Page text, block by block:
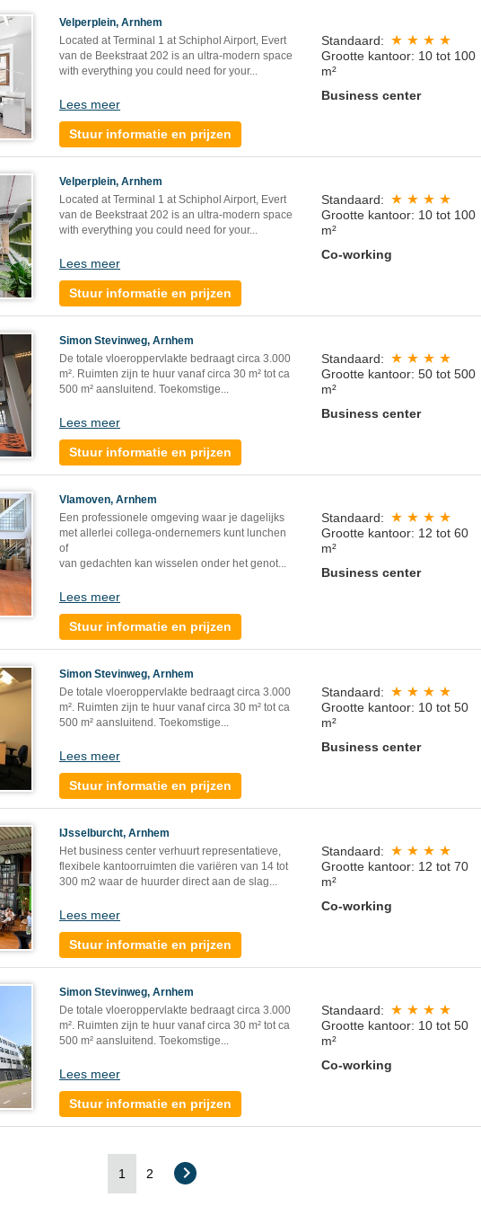
Velperplein, Arnhem
Located at Terminal 1 at Schiphol Airport, Evert
van de Beekstraat 202 is an ultra-modern space
with everything you could need for your...
Lees meer
Stuur informatie en prijzen
Standaard:
Grootte kantoor: 10 tot 100
m²
Business center
Velperplein, Arnhem
Located at Terminal 1 at Schiphol Airport, Evert
van de Beekstraat 202 is an ultra-modern space
with everything you could need for your...
Lees meer
Stuur informatie en prijzen
Standaard:
Grootte kantoor: 10 tot 100
m²
Co-working
Simon Stevinweg, Arnhem
De totale vloeroppervlakte bedraagt circa 3.000
m². Ruimten zijn te huur vanaf circa 30 m² tot ca
500 m² aansluitend. Toekomstige...
Lees meer
Stuur informatie en prijzen
Standaard:
Grootte kantoor: 50 tot 500
m²
Business center
Vlamoven, Arnhem
Een professionele omgeving waar je dagelijks
met allerlei collega-ondernemers kunt lunchen
of
van gedachten kan wisselen onder het genot...
Lees meer
Stuur informatie en prijzen
Standaard:
Grootte kantoor: 12 tot 60
m²
Business center
Simon Stevinweg, Arnhem
De totale vloeroppervlakte bedraagt circa 3.000
m². Ruimten zijn te huur vanaf circa 30 m² tot ca
500 m² aansluitend. Toekomstige...
Lees meer
Stuur informatie en prijzen
Standaard:
Grootte kantoor: 10 tot 50
m²
Business center
IJsselburcht, Arnhem
Het business center verhuurt representatieve,
flexibele kantoorruimten die variëren van 14 tot
300 m2 waar de huurder direct aan de slag...
Lees meer
Stuur informatie en prijzen
Standaard:
Grootte kantoor: 12 tot 70
m²
Co-working
Simon Stevinweg, Arnhem
De totale vloeroppervlakte bedraagt circa 3.000
m². Ruimten zijn te huur vanaf circa 30 m² tot ca
500 m² aansluitend. Toekomstige...
Lees meer
Stuur informatie en prijzen
Standaard:
Grootte kantoor: 10 tot 50
m²
Co-working
1 2